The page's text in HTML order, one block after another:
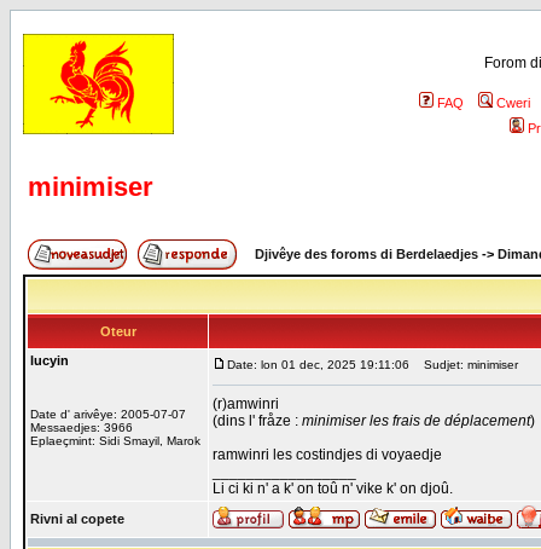
Forom
FAQ
Cweri
minimiser
Djivêye des foroms di Berdelaedjes ->
Oteur
lucyin
Date d' arivêye: 2005-07-07
Messaedjes: 3966
Eplaeçmint: Sidi Smayil, Marok
Date: lon 01 dec, 2025 19:11:06 Sudjet: minimiser
(r)amwinri
(dins l' fråze : minimiser les frais de déplacement)
ramwinri les costindjes di voyaedje
Li ci ki n' a k' on toû n' vike k' on djoû.
Rivni al copete